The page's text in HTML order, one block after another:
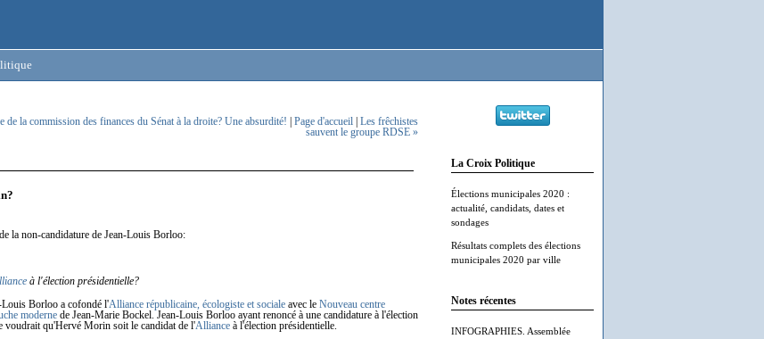
La Croix Politique
Élections municipales 2020 :
actualité, candidats, dates et
sondages
Résultats complets des élections
municipales 2020 par ville
Notes récentes
INFOGRAPHIES. Assemblée
de la commission des finances du Sénat à la droite? Une absurdité! Page d'accueil
Les frêchistes
sauvent le groupe RDSE »
la non-candidature de Jean-Louis Borloo:
à l'élection présidentielle?
Louis Borloo a cofondé l'Alliance républicaine, écologiste et sociale avec le Nouveau centre
moderne de Jean-Marie Bockel. Jean-Louis Borloo ayant renoncé à une candidature à l'élection
voudrait qu'Hervé Morin soit le candidat de l'Alliance à l'élection présidentielle.